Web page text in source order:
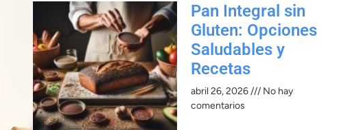
Pan Integral sin
Gluten: Opciones
Saludables y
Recetas
abril 26, 2026
No hay
comentarios